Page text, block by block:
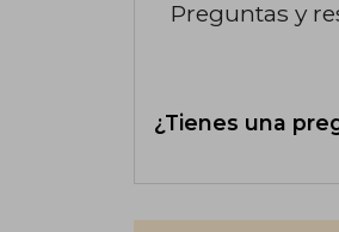
Preguntas y
¿Tienes una